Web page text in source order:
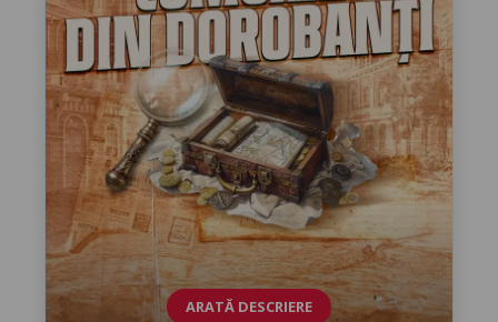
ARATĂ DESCRIERE